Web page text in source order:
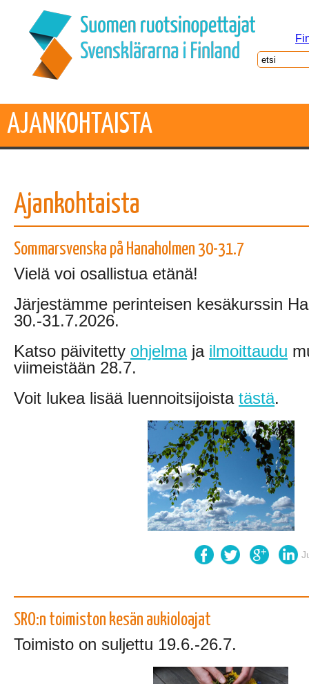
AJANKOHTAISTA
Ajankohtaista
Sommarsvenska på Hanaholmen 30-31.7
Vielä voi osallistua etänä!
Järjestämme perinteisen kesäkurssin
30.-31.7.2026.
Katso päivitetty ohjelmaja ilmoittaudu
viimeistään 28.7.
Voit lukea lisää luennoitsijoista tästä.
SRO:n toimiston kesän aukioloajat
Toimisto on suljettu 19.6.-26.7.